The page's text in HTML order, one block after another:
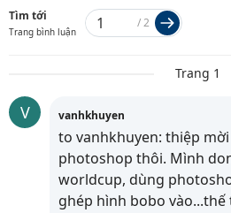
Tìm tới
Trang bình luận
/2
Trang 1
V vanhkhuyen
to vanhkhuyen: thiệp
photoshop thôi. Mình
worldcup, dùng
ghép hình bobo vào...thế